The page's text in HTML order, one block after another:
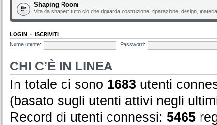
Shaping Room
Vita da shaper: tutto ciò che riguarda costruzione, riparazione, design,
LOGIN • ISCRIVITI
Nome utente:
Password:
CHI C’È IN LINEA
In totale ci sono 1683 utenti
(basato sugli utenti attivi negli
Record di utenti connessi: 5465